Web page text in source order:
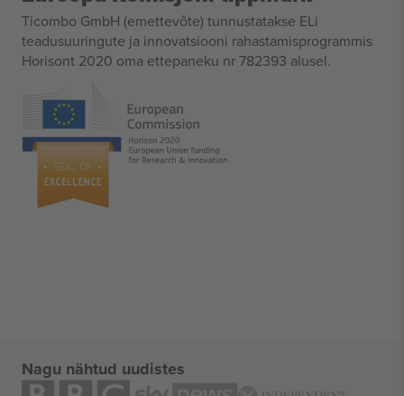
Ticombo GmbH (emettevõte) tunnustatakse ELi
teadusuuringute ja innovatsiooni rahastamisprogrammis
Horisont 2020 oma ettepaneku nr 782393 alusel.
Nagu nähtud uudistes